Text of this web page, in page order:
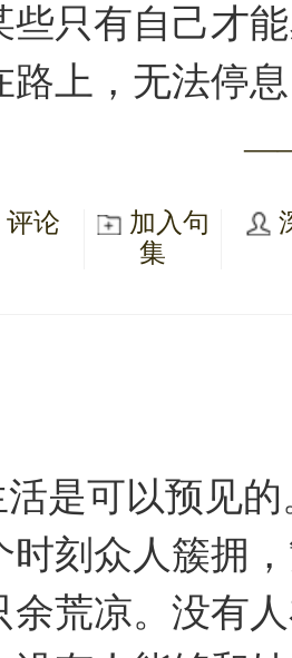
些只有自己才
路上，无法停
评论
加入句
集
是可以预见
时刻众人簇拥
余荒凉。没有